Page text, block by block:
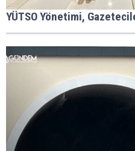
YÜTSO Yönetimi,